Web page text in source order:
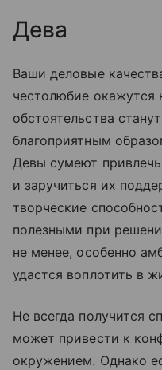
Дева
Ваши деловые
честолюбие окажутся
обстоятельства
благоприятным
Девы сумеют
и заручиться их
творческие
полезными при
не менее, особенно
удастся воплотить в
Не всегда получится
может привести к
окружением. Однако